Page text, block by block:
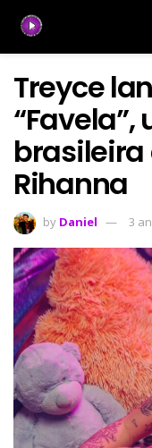
Treyce
brasileira
Rihanna
by Daniel 3